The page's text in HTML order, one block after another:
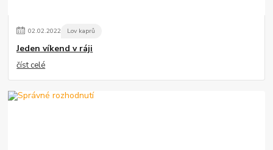
02.02.2022 Lov kaprů
Jeden víkend v ráji
číst celé